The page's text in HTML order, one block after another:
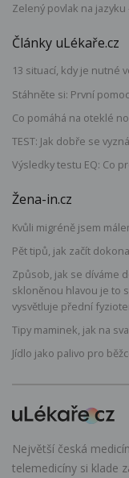
Zelený povlak na jazyku
Články uLékaře.cz
13 situací, kdy je nutné
Stáhněte si: První
Co pomáhá na oteklé
TEST: Jak dobře se
Výsledky testu EQ: Co
Žena-in.cz
Kvůli migréně jsem
Pět tipů, jak začít
Způsob, jak se díváme
skloněnou hlavou je to
vysvětluje přední
Tipy maminek, jak na
Jídlo jako palivo pro
Největší česká
telemedicíny si klade